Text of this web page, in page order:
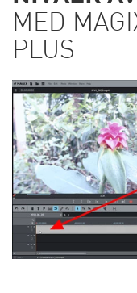
MED
PLUS